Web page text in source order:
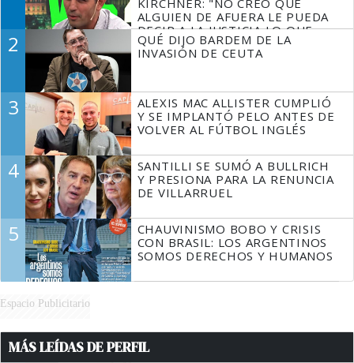
ALGUIEN DE AFUERA LE PUEDA
DECIR A LA JUSTICIA LO QUE
TIENE QUE HACER"
2
QUÉ DIJO BARDEM DE LA
INVASIÓN DE CEUTA
3
ALEXIS MAC ALLISTER CUMPLIÓ
Y SE IMPLANTÓ PELO ANTES DE
VOLVER AL FÚTBOL INGLÉS
4
SANTILLI SE SUMÓ A BULLRICH
Y PRESIONA PARA LA RENUNCIA
DE VILLARRUEL
5
CHAUVINISMO BOBO Y CRISIS
CON BRASIL: LOS ARGENTINOS
SOMOS DERECHOS Y HUMANOS
Espacio Publicitario
MÁS LEÍDAS DE PERFIL